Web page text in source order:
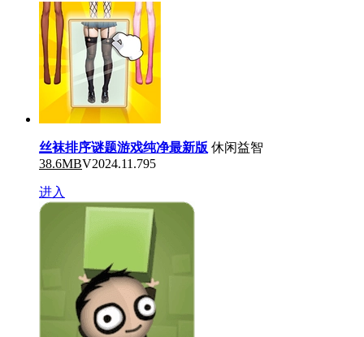
丝袜排序谜题游戏纯净最新版 休闲益智
38.6MBV2024.11.795
进入